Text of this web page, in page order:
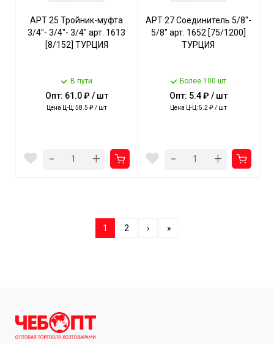
АРТ 25 Тройник-муфта
3/4"- 3/4"- 3/4" арт. 1613
[8/152] ТУРЦИЯ
В пути
Опт: 61.0 ₽ / шт
Цена Ц-Ц: 58.5 ₽ / шт
- +
АРТ 27 Соединитель 5/8"-
5/8" арт. 1652 [75/1200]
ТУРЦИЯ
Более 100 шт
Опт: 5.4 ₽ / шт
Цена Ц-Ц: 5.2 ₽ / шт
- +
1 2 › »